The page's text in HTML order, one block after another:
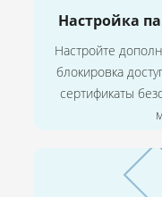
Настройка
Настройте
блокировка
сертификаты